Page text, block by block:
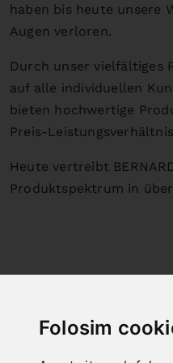
Folosim
haben bis heute unsere
Augen verloren.
Durch unser vielfältiges
auf alle individuellen
bieten hochwertige
Preis-
Heute vertreibt
Produktspektrum in